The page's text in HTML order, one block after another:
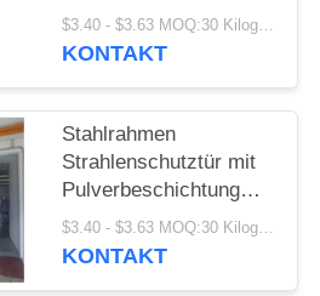
medizinische
Abschirmung
$3.40 - $3.63 MOQ:30 Kilogramm/Kilogramm
KONTAKT
Stahlrahmen
Strahlenschutztür mit
Pulverbeschichtung
oder Edelstahl
angepasste Höhe Höhe
$3.40 - $3.63 MOQ:30 Kilogramm/Kilogramm
KONTAKT